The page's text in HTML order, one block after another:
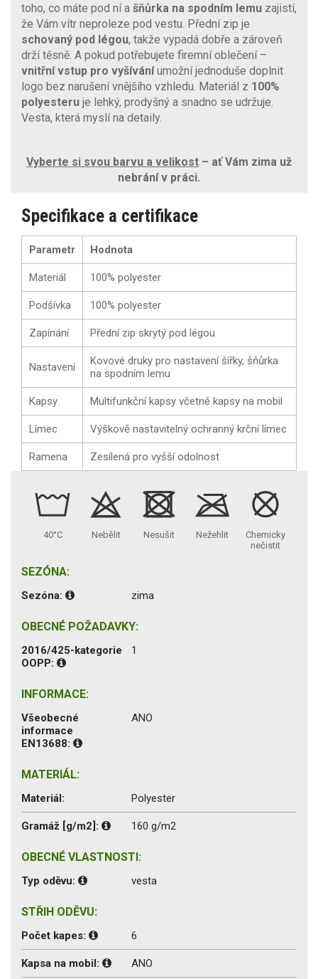
toho, co máte pod ní a šňůrka na spodním lemu zajistí,
že Vám vítr neproleze pod vestu. Přední zip je
schovaný pod légou, takže vypadá dobře a zároveň
drží těsně. A pokud potřebujete firemní oblečení –
vnitřní vstup pro vyšíváníumožní jednoduše doplnit
logo bez narušení vnějšího vzhledu. Materiál z 100%
polyesteru je lehký, prodyšný a snadno se udržuje.
Vesta, která myslí na detaily.
Vyberte si svou barvu a velikost – ať Vám zima už
nebrání v práci.
Specifikace a certifikace
Parametr Hodnota
Materiál 100% polyester
Podšívka 100% polyester
Zapínání Přední zip skrytý pod légou
Nastavení
Kovové druky pro nastavení šířky, šňůrka
na spodním lemu
Kapsy Multifunkční kapsy včetně kapsy na mobil
Límec Výškově nastavitelný ochranný krční límec
Ramena Zesílená pro vyšší odolnost
40°C Nebělit Nesušit Nežehlit
Chemicky
nečistit
SEZÓNA:
Sezóna: zima
OBECNÉ POŽADAVKY:
2016/425-kategorie
OOPP:
1
INFORMACE:
Všeobecné
informace
EN13688:
ANO
MATERIÁL:
Materiál: Polyester
Gramáž [g/m2]: 160 g/m2
OBECNÉ VLASTNOSTI:
Typ oděvu: vesta
STŘIH ODĚVU:
Počet kapes: 6
Kapsa na mobil: ANO